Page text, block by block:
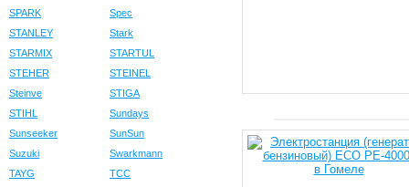
SPARK
Spec
STANLEY
Stark
STARMIX
STARTUL
STEHER
STEINEL
Steinve
STIGA
STIHL
Sundays
Sunseeker
SunSun
Suzuki
Swarkmann
TAYG
TCC